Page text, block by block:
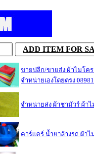
ADD ITEM FOR
ขายปลีก/ขายส่ง ผ้าไมโค
จำหน่ายเองโดยตรง
จำหน่ายส่ง ผ้าชามัวร์ ผ้าไ
คาร์แคร์ น้ำยาล้างรถ ผ้าไ